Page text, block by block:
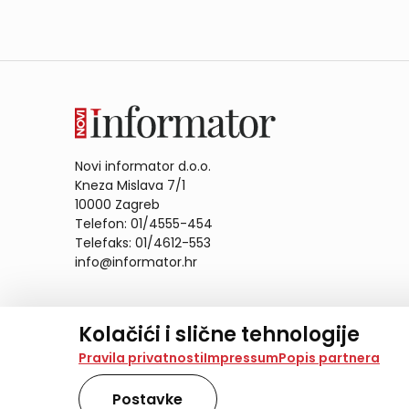
Kolačići i slične tehnologije
Na našoj web stranici koristimo kolačiće i slične
analiziramo promet na stranici te prikazujemo
također koriste ove tehnologije.
Pravila privatnostiImpressumPopis partnera
Postavke
Novi informator d.o.o.
Kneza Mislava 7/1
10000 Zagreb
Telefon: 01/4555-454
Telefaks: 01/4612-553
info@informator.hr